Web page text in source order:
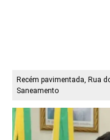
Recém pavimentada, Rua
Saneamento